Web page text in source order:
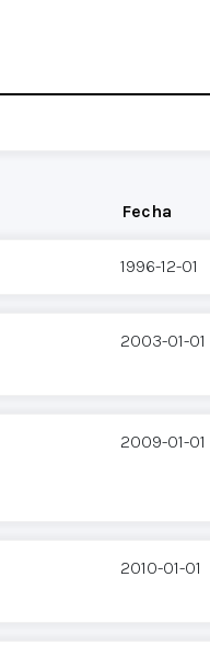
Fecha
1996-12-01
2003-01-01
2009-01-01
2010-01-01